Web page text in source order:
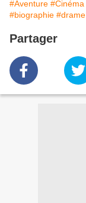
#Aventure #Cinéma
#biographie #drame
Partager